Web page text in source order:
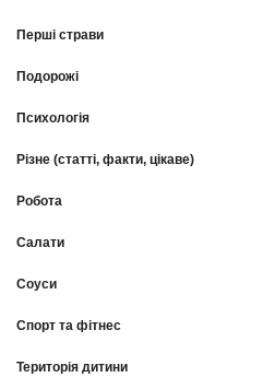
Перші страви
Подорожі
Психологія
Різне (статті, факти, цікаве)
Робота
Салати
Соуси
Спорт та фітнес
Територія дитини